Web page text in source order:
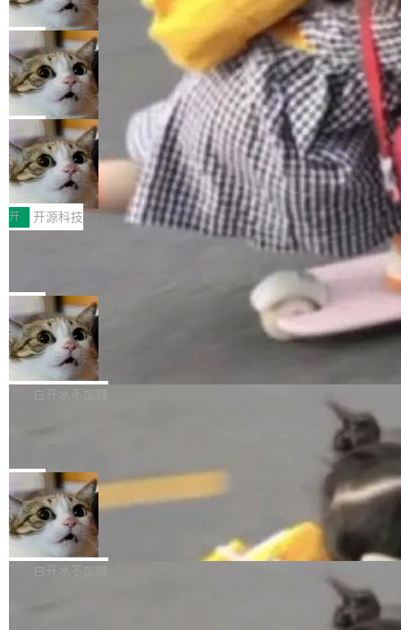
O而言，这提示了一个转变：AI测试正在从效率
工具升级为企业的质量基础设施。 CIO面对的新
现实 过去两年，CIO们的焦虑清单上多了两项：
一是如何让大模型和智能体应用安全地从PoC走
向生产，二是如何让测试团队跟得上AI应用...
型系统的学术体操，是日常编码的思维方式。 文
章从一个简单的例子切入。一个网站的深色主题
设置，如果用布尔值 + 可空字段来表示——bool
ean 表示是否可切换，nullable 的默认模式、浅
色方案、深色方案——会产生大量无意义的组
合。方案缺了、配置冲突了、全 null 了。要知道
哪些组合有效，作者说，你得靠"文档、校验、或
者部落知识"。 换个写法。Rust 的 enum，两个
变体：Switchable...
dflare OS
Cloudflare 发布了一个开源项目 Cloudflare O
S。如果你只看官方博客，你会觉得这是又一
个"AI 知识库 + 聊天机器人"——每个大厂都在
做，没什么新鲜的。 但 Kenton Varda 在 Twitte
r 上把事情说清楚了： 今天我们发布了 Cloudfla
re OS，一个带连接器的聊天机器人，跟其他所
有科技公司做的一样。只不过，实际上它不一
样。这是 Sandstorm.io 的重制版，我十年前的
那个创业公司。不同的是，这次它构建在 Cloudf
lare Workers 上——我花了九年时间搭建的平台
——并且深度集成了 AI。这基本上是我十年秘密
局
Deno 团队开源 Celld，可自托管的分
布式 Durable Objects
Ryan Dahl 领导的 Deno 团队推出了最新开源项
目 Celld，一个能在自己机器上运行 Cloudflare
Workers 和 Durable Objects 的守护进程。 设
计思路很直接：每个对象是一个独立的 SQLite
数据库，按名称寻址，复制到你自己的 S3 兼容
存储库里。节点之间只通过这个存储库协调——
没有控制平面，没有共识协议。每个对象自带一
个小型数据库，应用天然按分片构建，单个数据
库的竞争和爆炸半径问题在设计层面就被消除
了。 闲置的 cell 会休眠到几乎不占资源。当 cel
l 迁移或唤醒时，新宿主从 S3 恢复 SQLite 数据
库继续执行。存储库是持久化的唯一真相...
局
鲁大师7月新机性能/流畅/AI榜：vivo夺
性能、流畅双第一，三星Galaxy Z系列
新折叠缺席
2026年7月的手机市场，由于存储等硬件成本暴
增，手机厂商的日子也不好过啊，新机速度明显
放缓，因此硝烟味淡了许多。新机参数规格除开
Fold8 / Z Flip8）外，其余要么是中低端机器，
例如iQOO Z11i、REDMI Note 17、REDMI No
te 17 Pro、OPPO K15，要么是vivo X300 E这
样的次旗舰。 Galaxy Z Fold8 Ultra / Z Fold8 /
Z Flip8三款折叠屏新机均在7月22日发布，且全
部搭载骁龙8 Elite Gen5 for Galaxy，它们本该
开 开源科技
Zed 编辑器团队发布了新项目——DeltaDB，一
个在 git commit 之间记录每一次编辑操作的版
本控制系统。目前处于 Early Access 阶段。 De
ltaDB 的核心思路直接写在 landing page 最显
眼的位置：「Software is made between com
mits」——软件是在 commit 之间写出来的。git
是把这段空隙补上。 回退到任何一次编辑：Delt
aDB 捕获 commit 之间的每一次操作，...
局
SpaceXAI 单季资本开支达 183 亿美元
根据风险投资人Tomer Tunguz 博客（VC 分
析）披露的最新分析与第二季度业绩报告，Spac
微软同期总资本开支的四成。 与亚马逊、Alpha
bet、微软以及 Meta 等传统科技巨头相比，Spa
ceXAI的资金消耗速度尤为引人瞩目。然而，支
撑庞大支出的资金来源却呈现出截然不同的面
貌。数据显示，微软和 Meta 主要依托充沛的经
白开水不加糖
一个在终端里运行的编程 agent；Muse Spark
1.2，驱动这个 agent 的新模型。一句话概括：
你可以用 curl -fsSL https://dev.meta.ai/install.
sh | bash 安装一个能在大项目里自动规划、写
代码、验证结果的 AI 终端工具。 据介绍，Muse
局
美团开源 LoHoSearch，用知识图谱校
准 AI 能力认知
机器出题的前提，是让机器拥有全局视野。整个
构建流程可以分为四个环节：建图 → 控制难度
白开水不加糖